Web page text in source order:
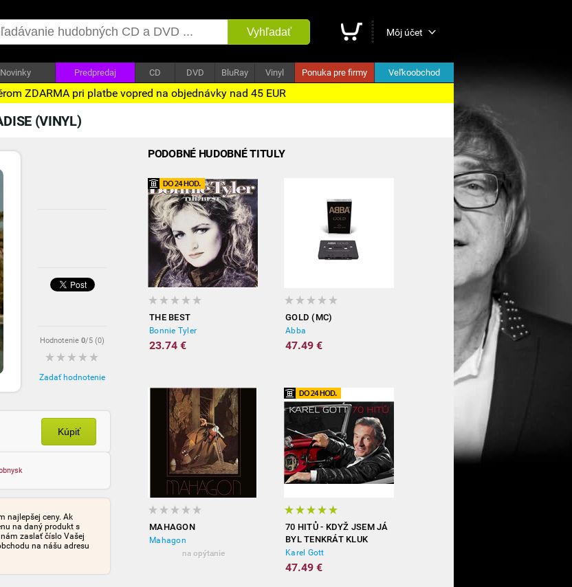
Vyhľadať Môj účet
Novinky Predpredaj CD DVD BluRay Vinyl Ponuka pre firmy Veľkoobchod
ZDARMA pri platbe vopred na objednávky nad 45 EUR
(VINYL)
Hodnotenie 0/5 (0)
Zadať hodnotenie
Kúpiť
najlepšej ceny. Ak
na daný produkt s
zaslať číslo Vašej
na nášu adresu
PODOBNÉ HUDOBNÉ TITULY
THE BEST
Bonnie Tyler
23.74 €
GOLD (MC)
Abba
47.49 €
MAHAGON
Mahagon
na opýtanie
70 HITŮ - KDYŽ JSEM JÁ
BYL TENKRÁT KLUK
(3CD)
Karel Gott
47.49 €